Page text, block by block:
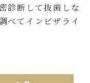
診断して抜歯しな
べてインビザライ